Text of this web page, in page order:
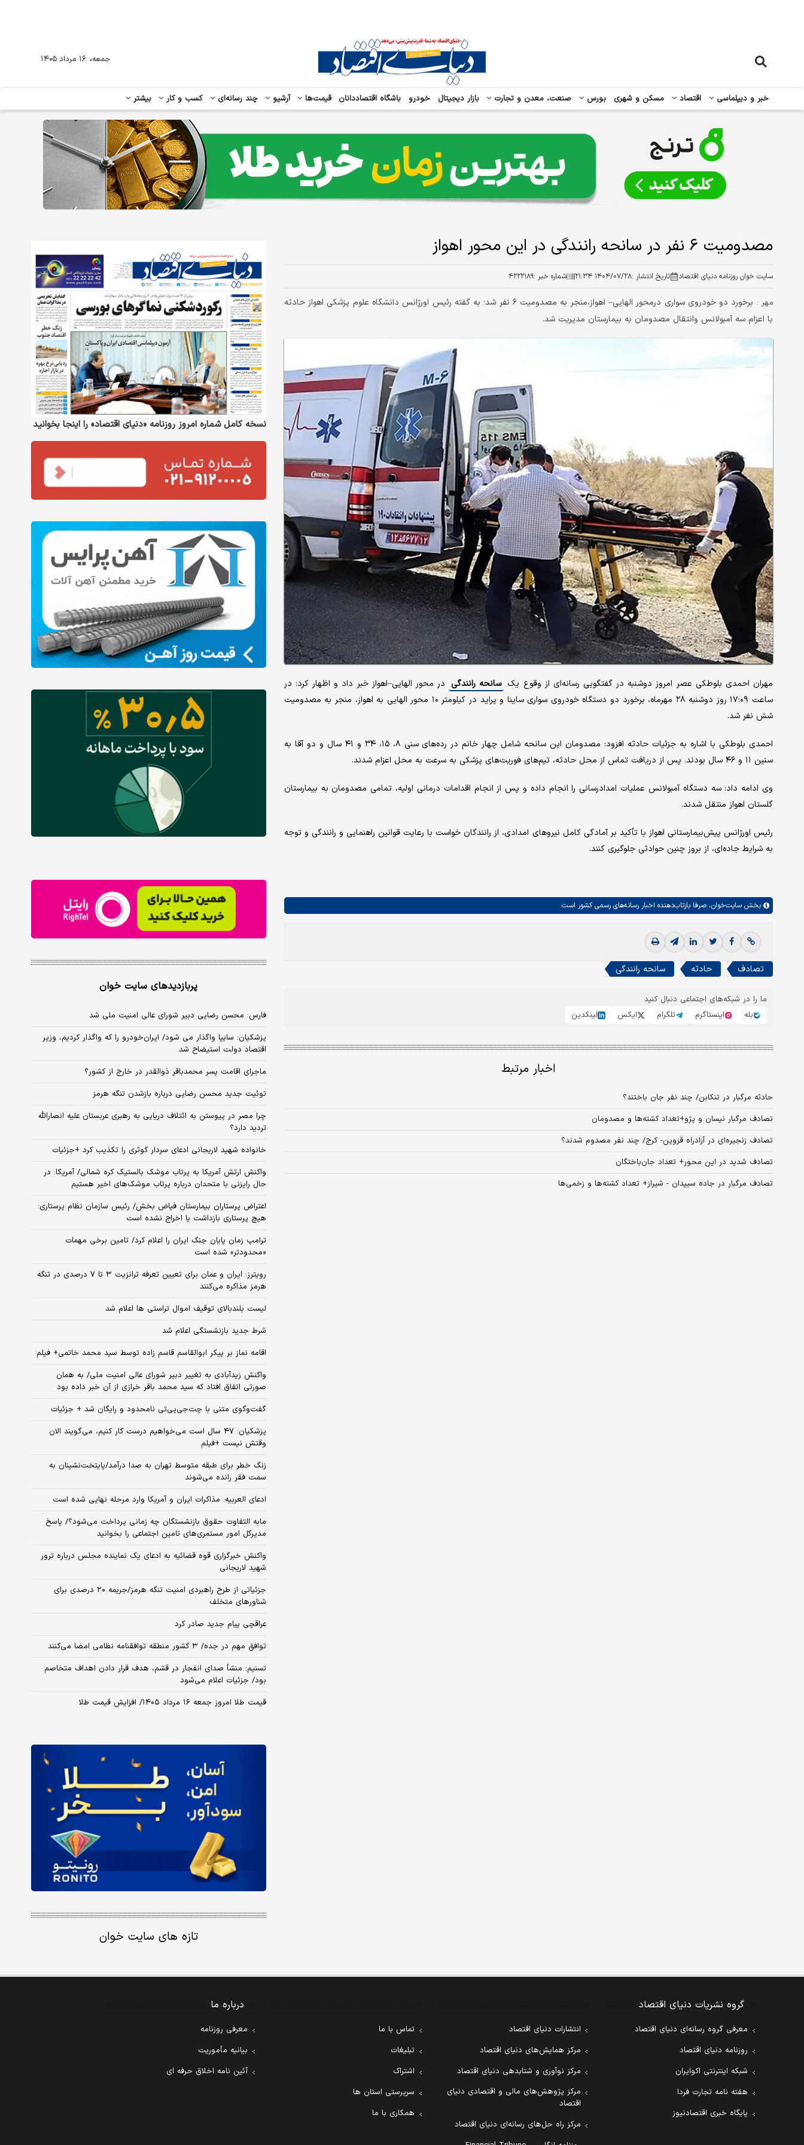
خبر و دیپلماسی اقتصاد مسکن و شهری بورس صنعت، معدن و تجارت بازار دیجیتال خودرو باشگاه اقتصاددانان قیمت‌ها آرشیو چند رسانه‌ای کسب و کار بیشتر
جمعه، ۱۶ مرداد ۱۴۰۵
مصدومیت ۶ نفر در سانحه رانندگی در این محور اهواز
سایت خوان روزنامه دنیای اقتصاد تاریخ انتشار :۱۴۰۴/۰۷/۲۸ ۲۱:۳۴ شماره خبر :۴۲۲۲۱۸۹
مهر :
برخورد دو خودروی سواری درمحور الهایی– اهواز،منجر به مصدومیت ۶ نفر شد؛ به گفته رئیس اورژانس دانشگاه علوم پزشکی اهواز حادثه
با اعزام سه آمبولانس وانتقال مصدومان به بیمارستان مدیریت شد.
مهران احمدی بلوطکی عصر امروز دوشنبه در گفتگویی رسانه‌ای از وقوع یک سانحه رانندگی در محور الهایی–اهواز خبر داد و اظهار کرد: در
ساعت ۱۷:۰۹ روز دوشنبه ۲۸ مهرماه، برخورد دو دستگاه خودروی سواری ساینا و پراید در کیلومتر ۱۰ محور الهایی به اهواز، منجر به مصدومیت
شش نفر شد.
احمدی بلوطکی با اشاره به جزئیات حادثه افزود: مصدومان این سانحه شامل چهار خانم در رده‌های سنی ۸، ۱۵، ۳۴ و ۴۱ سال و دو آقا به
سنین ۱۱ و ۴۶ سال بودند. پس از دریافت تماس از محل حادثه، تیم‌های فوریت‌های پزشکی به سرعت به محل اعزام شدند.
وی ادامه داد: سه دستگاه آمبولانس عملیات امدادرسانی را انجام داده و پس از انجام اقدامات درمانی اولیه، تمامی مصدومان به بیمارستان
گلستان اهواز منتقل شدند.
رئیس اورژانس پیش‌بیمارستانی اهواز با تأکید بر آمادگی کامل نیروهای امدادی، از رانندگان خواست با رعایت قوانین راهنمایی و رانندگی و توجه
به شرایط جاده‌ای، از بروز چنین حوادثی جلوگیری کنند.
بخش سایت‌خوان، صرفا بازتاب‌دهنده اخبار رسانه‌های رسمی کشور است.
تصادف حادثه سانحه رانندگی
ما را در شبکه‌های اجتماعی دنبال کنید
بله
اینستاگرم تلگرام ایکس لینکدین
اخبار مرتبط
حادثه مرگبار در تنکابن/ چند نفر جان باختند؟
تصادف مرگبار نیسان و پژو+تعداد کشته‌ها و مصدومان
تصادف زنجیره‌ای در آزادراه قزوین- کرج/ چند نفر مصدوم شدند؟
تصادف شدید در این محور+ تعداد جان‌باختگان
تصادف مرگبار در جاده سیپدان - شیراز+ تعداد کشته‌ها و زخمی‌ها
نسخه کامل شماره امروز روزنامه «دنیای‌ اقتصاد» را اینجا بخوانید
پربازدیدهای سایت خوان
فارس: محسن رضایی دبیر شورای عالی امنیت ملی شد
پزشکیان: سایپا واگذار می شود/ ایران‌خودرو را که واگذار کردیم، وزیر
اقتصاد دولت استیضاح شد
ماجرای اقامت پسر محمدباقر ذوالقدر در خارج از کشور؟
توئیت جدید محسن رضایی درباره بازشدن تنگه هرمز
چرا مصر در پیوستن به ائتلاف دریایی به رهبری عربستان علیه انصارالله
تردید دارد؟
خانواده شهید لاریجانی ادعای سردار کوثری را تکذیب کرد +جزئیات
واکنش ارتش آمریکا به پرتاب موشک بالستیک کره شمالی/ آمریکا: در
حال رایزنی با متحدان درباره پرتاب موشک‌های اخیر هستیم
اعتراض پرستاران بیمارستان فیاض بخش/ رئیس سازمان نظام پرستاری:
هیچ پرستاری بازداشت یا اخراج نشده است
ترامپ زمان پایان جنگ ایران را اعلام کرد/ تامین برخی مهمات
«محدودتر» شده است
رویترز: ایران و عمان برای تعیین تعرفه ترانزیت ۳ تا ۷ درصدی در تنگه
هرمز مذاکره می‌کنند
لیست بلندبالای توقیف اموال تراستی ها اعلام شد
شرط جدید بازنشستگی اعلام شد
اقامه نماز بر پیکر ابوالقاسم قاسم زاده توسط سید محمد خاتمی+ فیلم
واکنش زیدآبادی به تغییر دبیر شورای عالی امنیت ملی/ به همان
صورتی اتفاق افتاد که سید محمد باقر خرازی از آن خبر داده بود
گفت‌وگوی متنی با چت‌جی‌پی‌تی نامحدود و رایگان شد + جزئیات
پزشکیان: ۴۷ سال است می‌خواهیم درست کار کنیم، می‌گویند الان
وقتش نیست +فیلم
زنگ خطر برای طبقه متوسط تهران به صدا درآمد/پایتخت‌نشینان به
سمت فقر رانده می‌شوند
ادعای العربیه: مذاکرات ایران و آمریکا وارد مرحله نهایی شده است
مابه التفاوت حقوق بازنشستگان چه زمانی پرداخت می‌شود؟/ پاسخ
مدیرکل امور مستمری‌های تامین اجتماعی را بخوانید
واکنش خبرگزاری قوه قضائیه به ادعای یک نماینده مجلس درباره ترور
شهید لاریجانی
جزئیاتی از طرح راهبردی امنیت تنگه هرمز/جریمه ۲۰ درصدی برای
شناورهای متخلف
عراقچی پیام جدید صادر کرد
توافق مهم در جده/ ۳ کشور منطقه توافقنامه نظامی امضا می‌کنند
تسنیم: منشأ صدای انفجار در قشم، هدف قرار دادن اهداف متخاصم
بود/ جزئیات اعلام می‌شود
قیمت طلا امروز جمعه ۱۶ مرداد ۱۴۰۵/ افزایش قیمت طلا
تازه های سایت خوان
گروه نشریات دنیای اقتصاد
معرفی گروه رسانه‌ای دنیای اقتصاد
روزنامه دنیای اقتصاد
شبکه اینترنتی اکوایران
هفته نامه تجارت فردا
پایگاه خبری اقتصادنیوز
انتشارات دنیای اقتصاد
مرکز همایش‌های دنیای اقتصاد
مرکز نوآوری و شتابدهی دنیای اقتصاد
مرکز پژوهش‌های مالی و اقتصادی دنیای
اقتصاد
مرکز راه حل‌های رسانه‌ای دنیای اقتصاد
تماس با ما
تبلیغات
اشتراک
سرپرستی استان ها
همکاری با ما
درباره ما
معرفی روزنامه
بیانیه مأموریت
آئین نامه اخلاق حرفه ای